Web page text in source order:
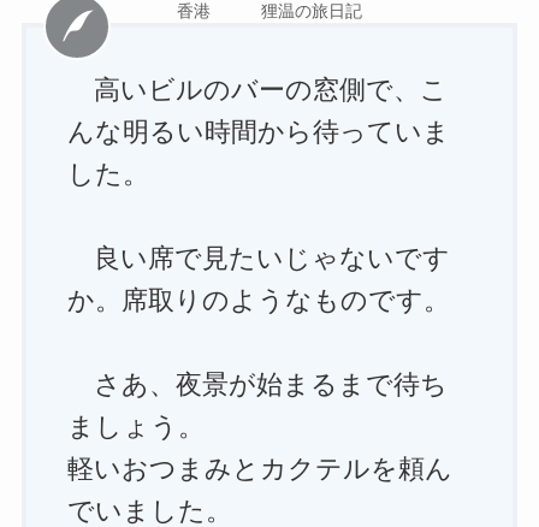
香港 狸温の旅日記
高いビルのバーの窓側で、こ
んな明るい時間から待っていま
した。
良い席で見たいじゃないです
か。席取りのようなものです。
さあ、夜景が始まるまで待ち
ましょう。
軽いおつまみとカクテルを頼ん
でいました。